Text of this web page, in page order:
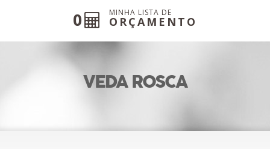
0 MINHA LISTA DE
ORÇAMENTO
VEDA ROSCA